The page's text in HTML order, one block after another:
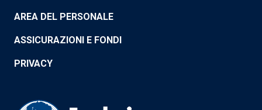
AREA DEL PERSONALE
ASSICURAZIONI E FONDI
PRIVACY